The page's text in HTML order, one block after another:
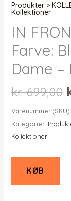
Produkter >
Kollektioner
IN
Farve:
Dame –
kr.699,00
Varenummer (SKU):
Kategorier:
Kollektioner
KØB